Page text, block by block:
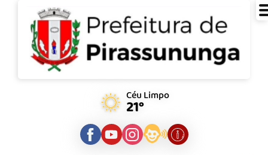
Céu Limpo
21°